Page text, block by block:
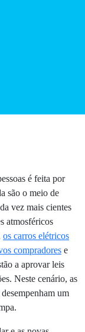
das pessoas é
gasóleo ainda
estamos
de estufa e
ambiente.
tornar-se a